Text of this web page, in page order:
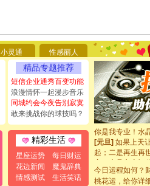
小灵通 性感丽人
精品专题推荐
短信企业通秀百变功能
浪漫情怀一起漫步音乐
同城约会今夜告别寂寞
敢来挑战你的球技吗？
精彩生活
星座运势
每日财运
花边新闻
魔鬼辞典
情感测试
生活笑话
你太多，只有给
要平安！千万要
[圣诞节]不只这
能正大光明地
都要快乐噢!
[圣诞节]奉上一
如意,快乐,鲜花,
[元旦]看到你我
断电。爱你是我
你是我专业！水
[元旦]如果上天
起；二是再生再
离。水晶之恋祝
[元旦]当我狠下
泣，这痛楚让我
今日运程如何？
桃花运，给你详